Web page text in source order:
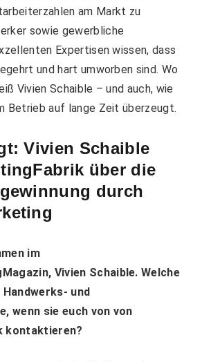
am Markt zu
sowie gewerbliche
Expertisen wissen, dass
und hart umworben sind. Wo
Vivien Schaible – und auch, wie
Betrieb auf lange Zeit überzeugt.
Vivien Schaible
über die
durch
im
Vivien Schaible. Welche
Handwerks- und
, wenn sie euch von von
kontaktieren?